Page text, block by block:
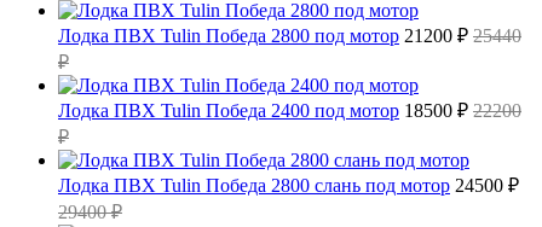
Лодка ПВХ Tulin Победа 2800 под мотор 21200 ₽ 25440
₽
Лодка ПВХ Tulin Победа 2400 под мотор 18500 ₽ 22200
₽
Лодка ПВХ Tulin Победа 2800 слань под мотор 24500 ₽
29400 ₽